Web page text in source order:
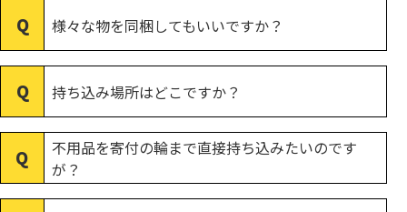
様々な物を同梱してもいいですか？
持ち込み場所はどこですか？
不用品を寄付の輪まで直接持ち込みたいのです
が？